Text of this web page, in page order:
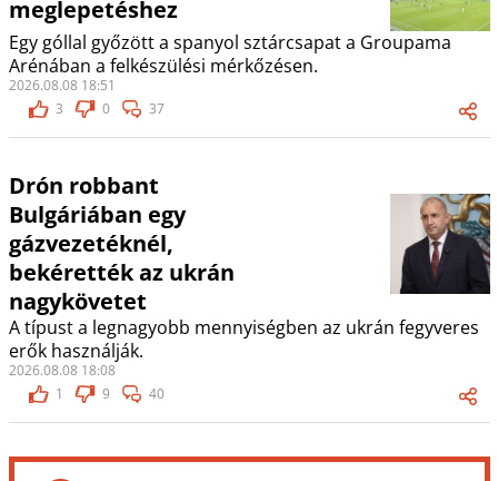
meglepetéshez
Egy góllal győzött a spanyol sztárcsapat a Groupama
Arénában a felkészülési mérkőzésen.
2026.08.08 18:51
3
0 37
Drón robbant
Bulgáriában egy
gázvezetéknél,
bekérették az ukrán
nagykövetet
A típust a legnagyobb mennyiségben az ukrán fegyveres
erők használják.
2026.08.08 18:08
1
9 40